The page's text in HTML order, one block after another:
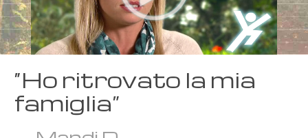
“Ho ritrovato la mia
famiglia”